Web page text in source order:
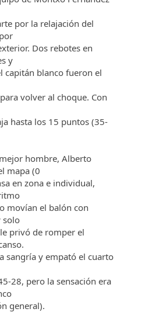
por la relajación del
Dos rebotes en
y
capitán blanco fueron el
volver al choque. Con
hasta los 15 puntos (35-
hombre, Alberto
mapa (0
en zona e individual,
movían el balón con
solo
privó de romper el
sangría y empató el cuarto
28, pero la sensación era
general).